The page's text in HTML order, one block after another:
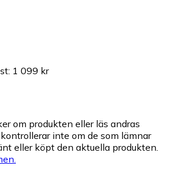
: 1 099 kr
om produkten eller läs andras
inte om de som lämnar
eller köpt den aktuella produkten.